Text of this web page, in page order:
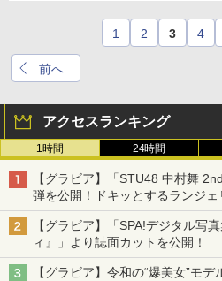
前へ
1 2 3 4
アクセスランキング
1時間 24時間
【グラビア】「STU48 中村舞
弾を公開！ドキッとするランジ
【グラビア】「SPA!デジタル写
ィ』」より誌面カットを公開！
【グラビア】令和の“爆美女”モ